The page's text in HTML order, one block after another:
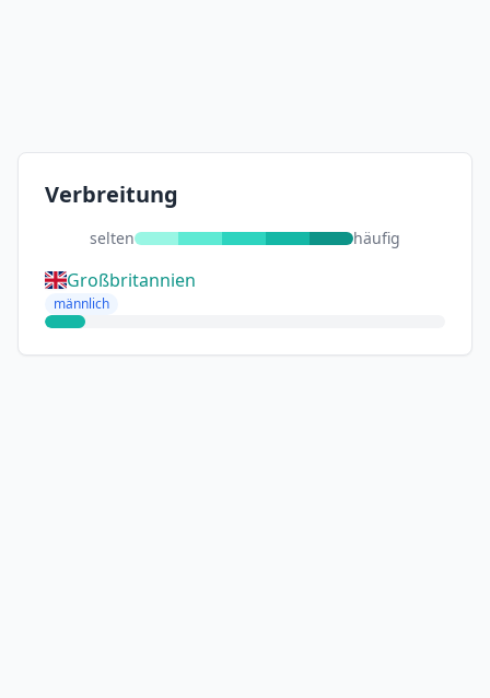
Verbreitung
selten häufig
Großbritannien
männlich